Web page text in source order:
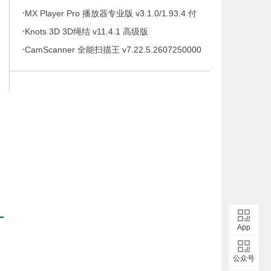
待办事项、时间管理软件，解锁专业版
·MX Player Pro 播放器专业版 v3.1.0/1.93.4 付
费专业版
·Knots 3D 3D绳结 v11.4.1 高级版
·CamScanner 全能扫描王 v7.22.5.2607250000
App
公众号